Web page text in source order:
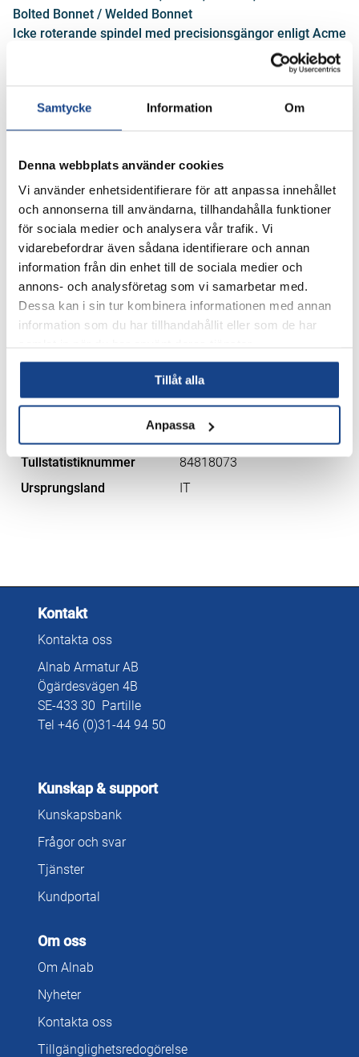
Samtycke Information Om
Denna webbplats använder cookies
Vi använder enhetsidentifierare för att anpassa innehållet
och annonserna till användarna, tillhandahålla funktioner
för sociala medier och analysera vår trafik. Vi
vidarebefordrar även sådana identifierare och annan
information från din enhet till de sociala medier och
annons- och analysföretag som vi samarbetar med.
Dessa kan i sin tur kombinera informationen med annan
information som du har tillhandahållit eller som de har
Tillåt alla
Anpassa
Bolted Bonnet / Welded Bonnet
Icke roterande spindel med precisionsgängor enligt Acme
Eco-Seal Packbox. Godkänd för Low Fugitive Emission,
Specifikation
Dimensioner
1/2" - 1 1/2"
Tryckklass
150/2500
Hus
A105N, LF2, 316
Anslutning
SW, BW, NPT, Fl
-47°C ─ 538°C
Innerdelar
Trim8, trim5, trim12, trim16
Handratt, El-don
Tullstatistiknummer
84818073
Ursprungsland
IT
Kontakt
Kontakta oss
Alnab Armatur AB
Ögärdesvägen 4B
SE-433 30 Partille
Tel +46 (0)31-44 94 50
Kunskap & support
Kunskapsbank
Frågor och svar
Tjänster
Kundportal
Om oss
Om Alnab
Nyheter
Kontakta oss
Tillgänglighetsredogörelse